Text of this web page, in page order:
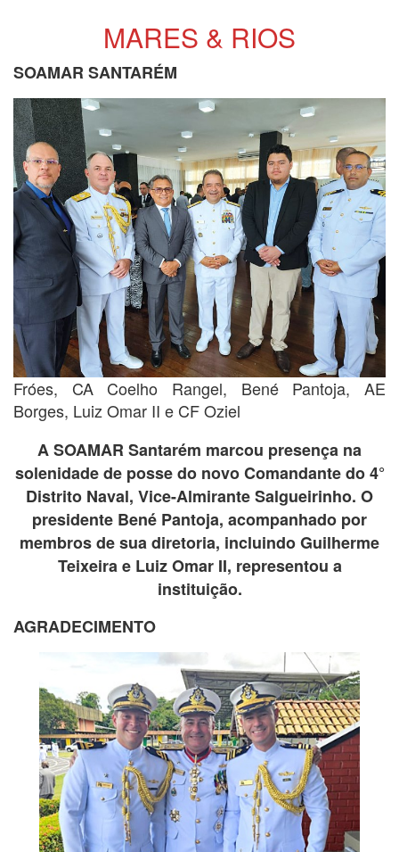
MARES & RIOS
SOAMAR SANTARÉM
Fróes, CA Coelho Rangel, Bené Pantoja, AE
Borges, Luiz Omar II e CF Oziel
A SOAMAR Santarém marcou presença na
solenidade de posse do novo Comandante do 4°
Distrito Naval, Vice-Almirante Salgueirinho. O
presidente Bené Pantoja, acompanhado por
membros de sua diretoria, incluindo Guilherme
Teixeira e Luiz Omar II, representou a
instituição.
AGRADECIMENTO